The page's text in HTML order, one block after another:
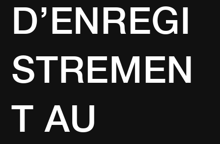
D’ENREGI
STREMEN
T AU